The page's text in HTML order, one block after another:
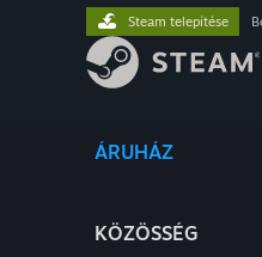
ÁRUHÁZ
KÖZÖSSÉG
Steam telepítése